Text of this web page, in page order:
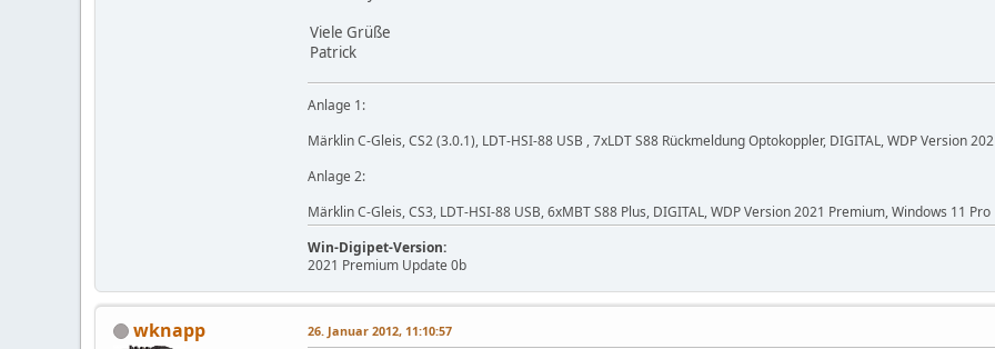
Viele Grüße
Patrick
Anlage 1:
Märklin C-Gleis, CS2 (3.0.1), LDT-HSI-88 USB , 7xLDT S88 Rückmeldung Optokoppler, DIGITAL, WDP Version
Anlage 2:
Märklin C-Gleis, CS3, LDT-HSI-88 USB, 6xMBT S88 Plus, DIGITAL, WDP Version 2021 Premium, Windows 11
Win-Digipet-Version:
2021 Premium Update 0b
wknapp 26. Januar 2012, 11:10:57